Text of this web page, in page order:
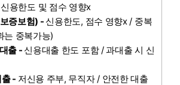
용한도 및 점수 영향x
증보험) - 신용한도, 점수 영향x / 중복
는 중복가능)
출 - 신용대출 한도 포함 / 과대출 시 신
- 저신용 주부, 무직자 / 안전한 대출